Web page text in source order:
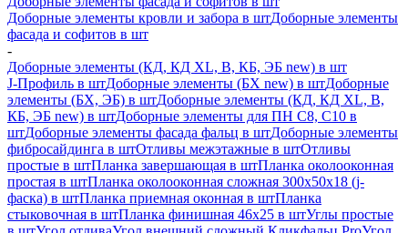
Доборные элементы кровли и забора в штДоборные элементы
фасада и софитов в шт
-
Доборные элементы (КД, КД XL, В, КБ, ЭБ new) в шт
J-Профиль в штДоборные элементы (БХ new) в штДоборные
элементы (БХ, ЭБ) в штДоборные элементы (КД, КД XL, В,
КБ, ЭБ new) в штДоборные элементы для ПН С8, С10 в
штДоборные элементы фасада фальц в штДоборные элементы
фибросайдинга в штОтливы межэтажные в штОтливы
простые в штПланка завершающая в штПланка околооконная
простая в штПланка околооконная сложная 300х50х18 (j-
фаска) в штПланка приемная оконная в штПланка
стыковочная в штПланка финишная 46х25 в штУглы простые